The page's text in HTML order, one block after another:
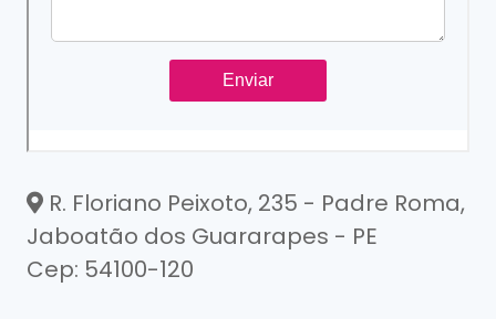
R. Floriano Peixoto, 235 - Padre Roma,
Jaboatão dos Guararapes - PE
Cep: 54100-120